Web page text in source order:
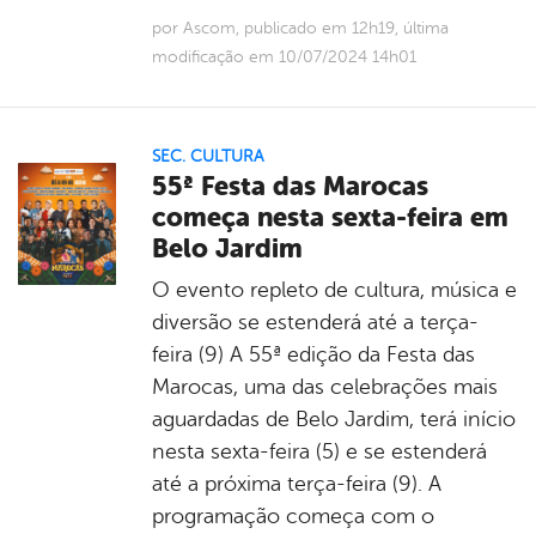
por Ascom, publicado em 12h19, última
modificação em 10/07/2024 14h01
SEC. CULTURA
55ª Festa das Marocas
começa nesta sexta-feira em
Belo Jardim
O evento repleto de cultura, música e
diversão se estenderá até a terça-
feira (9) A 55ª edição da Festa das
Marocas, uma das celebrações mais
aguardadas de Belo Jardim, terá início
nesta sexta-feira (5) e se estenderá
até a próxima terça-feira (9). A
programação começa com o